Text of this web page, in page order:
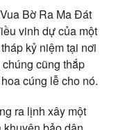
Bờ Ra Ma Ðát
vinh dự của một
kỷ niệm tại nơi
cũng thắp
cúng lễ cho nó.
ra lịnh xây một